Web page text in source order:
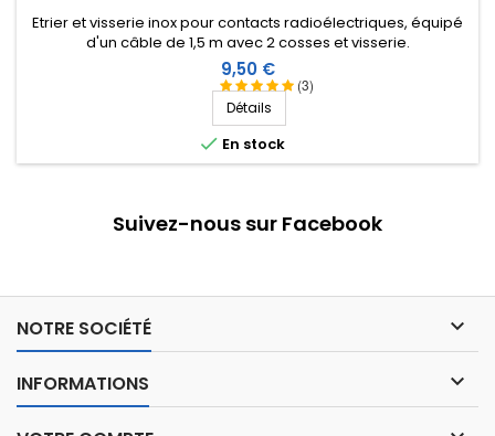
(3)
Etrier et visserie inox pour contacts radioélectriques, équipé
d'un câble de 1,5 m avec 2 cosses et visserie.
Prix
9,50 €
Détails
 En stock
Suivez-nous sur Facebook
NOTRE SOCIÉTÉ 
INFORMATIONS 